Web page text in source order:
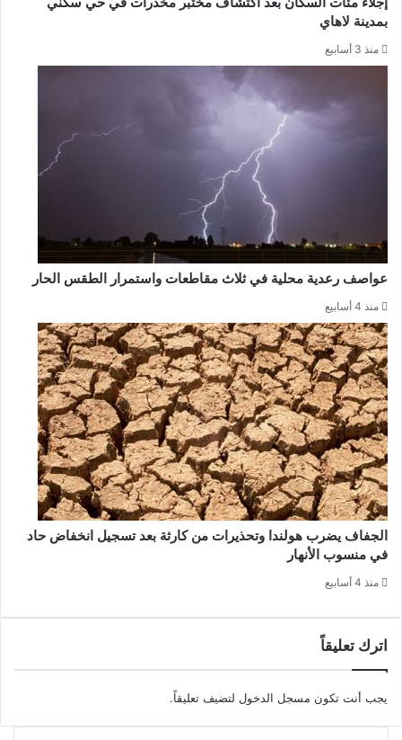
بمدينة لاهاي
منذ 3 أسابيع
عواصف رعدية محلية في ثلاث مقاطعات واستمرار الطقس الحار
منذ 4 أسابيع
الجفاف يضرب هولندا وتحذيرات من كارثة بعد تسجيل انخفاض حاد
في منسوب الأنهار
منذ 4 أسابيع
اترك تعليقاً
يجب أنت تكون مسجل الدخول لتضيف تعليقاً.